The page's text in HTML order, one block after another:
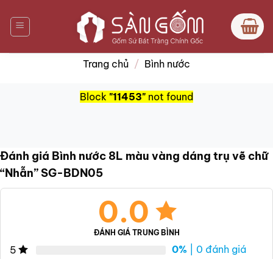
qua
nội
dung
Trang chủ / Bình nước
Block "11453" not found
Đánh giá Bình nước 8L màu vàng dáng trụ vẽ chữ
“Nhẫn” SG-BDN05
0.0
ĐÁNH GIÁ TRUNG BÌNH
5 0% | 0 đánh giá